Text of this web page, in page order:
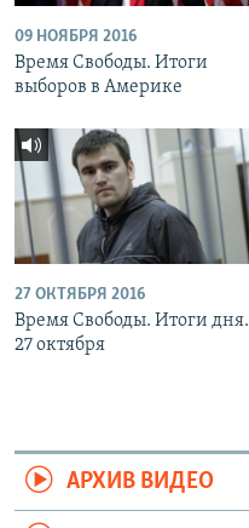
09 НОЯБРЯ 2016
Время Свободы. Итоги
выборов в Америке
27 ОКТЯБРЯ 2016
Время Свободы. Итоги дня.
27 октября
АРХИВ ВИДЕО